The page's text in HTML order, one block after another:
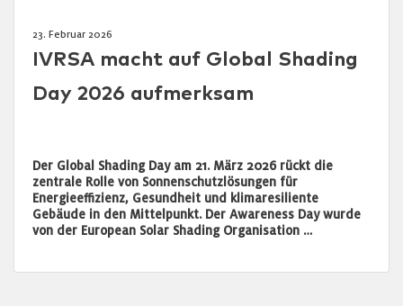
23. Februar 2026
IVRSA macht auf Global Shading
Day 2026 aufmerksam
Der Global Shading Day am 21. März 2026 rückt die
zentrale Rolle von Sonnenschutzlösungen für
Energieeffizienz, Gesundheit und klimaresiliente
Gebäude in den Mittelpunkt. Der Awareness Day wurde
von der European Solar Shading Organisation …